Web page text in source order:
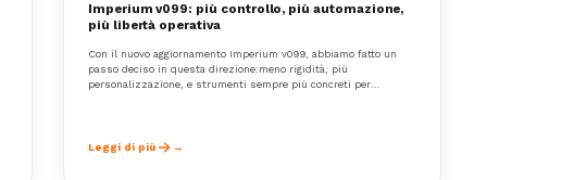
Imperium v099: più controllo, più automazione,
più libertà operativa
Con il nuovo aggiornamento Imperium v099, abbiamo fatto un
passo deciso in questa direzione:meno rigidità, più
personalizzazione, e strumenti sempre più concreti per
Leggi di più